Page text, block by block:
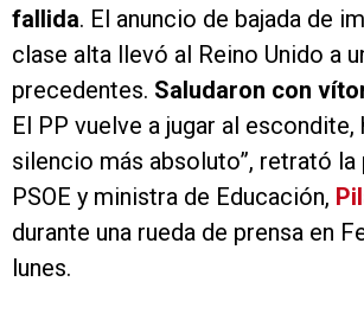
fallida. El anuncio de bajada de
clase alta llevó al Reino Unido a
precedentes. Saludaron con
El PP vuelve a jugar al escondite,
silencio más absoluto”, retrató
PSOE y ministra de Educación,
durante una rueda de prensa en
lunes.